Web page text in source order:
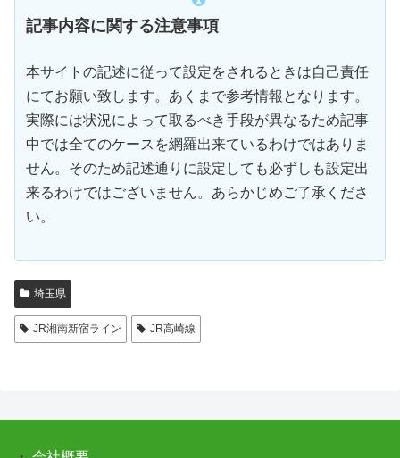
記事内容に関する注意事項
本サイトの記述に従って設定をされるときは自己責任
にてお願い致します。あくまで参考情報となります。
実際には状況によって取るべき手段が異なるため記事
中では全てのケースを網羅出来ているわけではありま
せん。そのため記述通りに設定しても必ずしも設定出
来るわけではございません。あらかじめご了承くださ
い。
埼玉県
JR湘南新宿ライン JR高崎線